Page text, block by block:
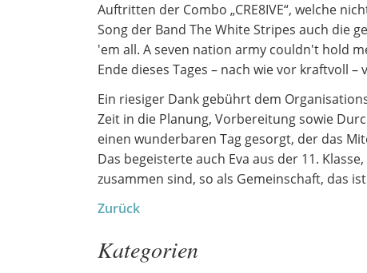
Auftritten der Combo „CRE8IVE“, welche
Song der Band The White Stripes auch die
'em all. A seven nation army couldn't hold
Ende dieses Tages – nach wie vor kraftvoll –
Ein riesiger Dank gebührt dem
Zeit in die Planung, Vorbereitung sowie
einen wunderbaren Tag gesorgt, der das
Das begeisterte auch Eva aus der 11.
zusammen sind, so als Gemeinschaft, das
Zurück
Kategorien